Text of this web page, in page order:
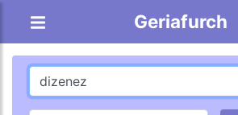
Geriafurch